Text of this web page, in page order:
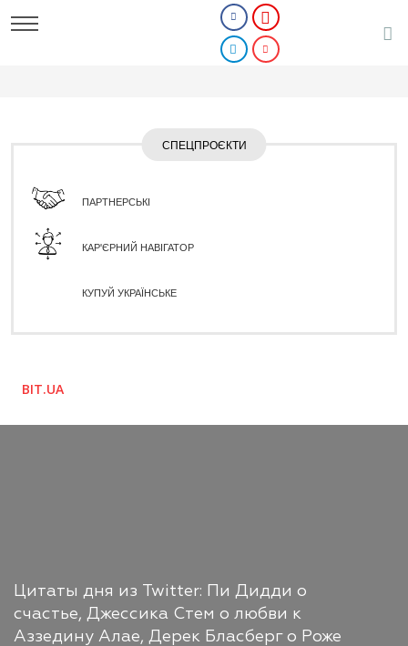
СПЕЦПРОЄКТИ
ПАРТНЕРСЬКІ
КАР'ЄРНИЙ НАВІГАТОР
КУПУЙ УКРАЇНСЬКЕ
BIT.UA
Цитаты дня из Twitter: Пи Дидди о
счастье, Джессика Стем о любви к
Аззедину Алае, Дерек Бласберг о Роже